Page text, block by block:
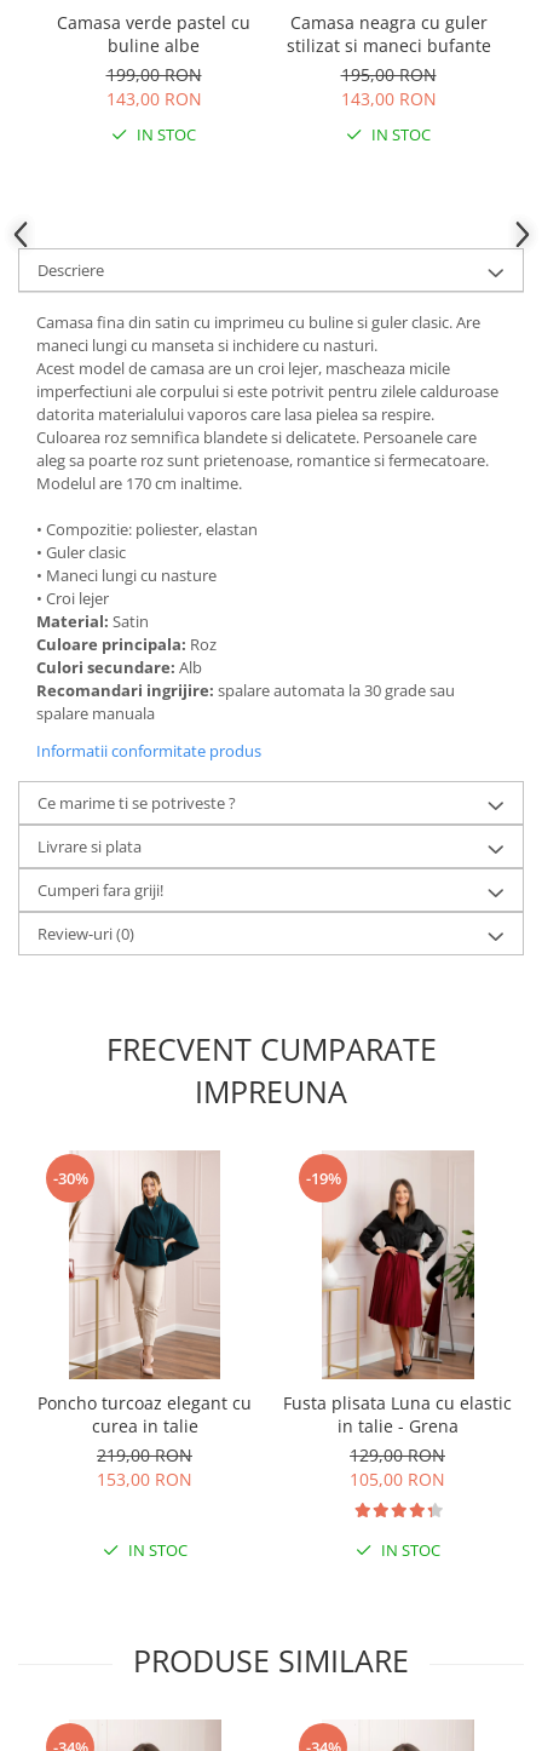
Camasa verde pastel cu
buline albe
199,00 RON
143,00 RON
IN STOC
Camasa neagra cu guler
stilizat si maneci bufante
195,00 RON
143,00 RON
IN STOC
Descriere
Camasa fina din satin cu imprimeu cu buline si guler clasic. Are
maneci lungi cu manseta si inchidere cu nasturi.
Acest model de camasa are un croi lejer, mascheaza micile
imperfectiuni ale corpului si este potrivit pentru zilele calduroase
datorita materialului vaporos care lasa pielea sa respire.
Culoarea roz semnifica blandete si delicatete. Persoanele care
aleg sa poarte roz sunt prietenoase, romantice si fermecatoare.
Modelul are 170 cm inaltime.
• Compozitie: poliester, elastan
• Guler clasic
• Maneci lungi cu nasture
• Croi lejer
Material: Satin
Culoare principala: Roz
Culori secundare: Alb
Recomandari ingrijire: spalare automata la 30 grade sau
spalare manuala
Informatii conformitate produs
Ce marime ti se potriveste ?
Livrare si plata
Cumperi fara griji!
Review-uri(0)
FRECVENT CUMPARATE
IMPREUNA
-30%
Poncho turcoaz elegant cu
curea in talie
219,00 RON
153,00 RON
IN STOC
-19%
Fusta plisata Luna cu elastic
in talie - Grena
129,00 RON
105,00 RON
IN STOC
PRODUSE SIMILARE